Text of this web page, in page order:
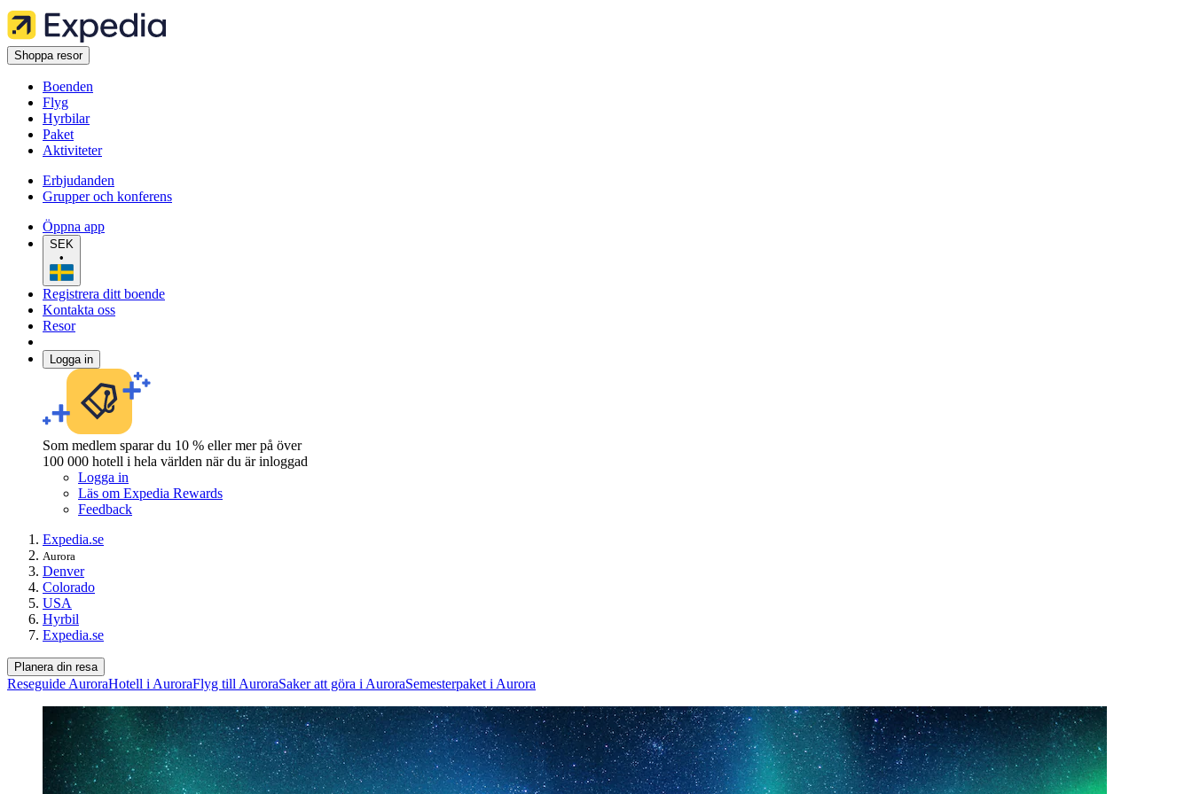
Shoppa resor
Boenden
Flyg
Hyrbilar
Paket
Aktiviteter
Erbjudanden
Grupper och konferens
Öppna app
SEK
•
Registrera ditt boende
Kontakta oss
Resor
Logga in
Som medlem sparar du 10 % eller mer på över
100 000 hotell i hela världen när du är inloggad
Logga in
Läs om Expedia Rewards
Feedback
Expedia.se
Aurora
Denver
Colorado
USA
Hyrbil
Expedia.se
Planera din resa
Reseguide AuroraHotell i AuroraFlyg till AuroraSaker att göra i AuroraSemesterpaket i Aurora